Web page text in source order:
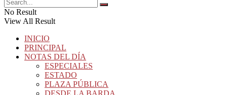
No Result
View All Result
INICIO
PRINCIPAL
NOTAS DEL DÍA
ESPECIALES
ESTADO
PLAZA PÚBLICA
DESDE LA BARDA